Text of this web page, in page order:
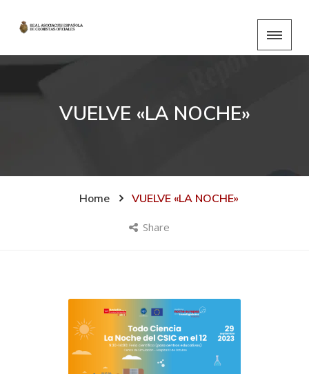
VUELVE «LA NOCHE»
Home VUELVE «LA NOCHE»
Share